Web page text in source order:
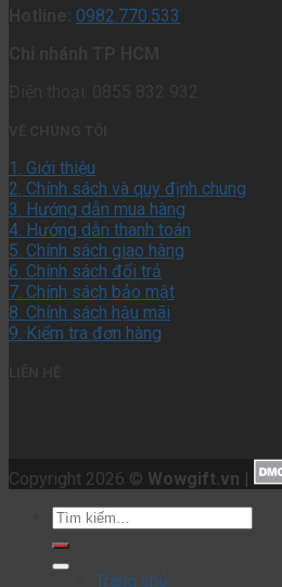
0982.770.533
1. Giới thiệu
2. Chính sách và quy định chung
3. Hướng dẫn mua hàng
4. Hướng dẫn thanh toán
5. Chính sách giao hàng
6. Chính sách đổi trả
7. Chính sách bảo mật
8. Chính sách hậu mãi
9. Kiểm tra đơn hàng
Copyright 2026 © Wowgift.vn
Tìm
Trang chủ